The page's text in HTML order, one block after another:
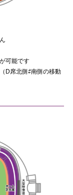
可能です
D席北側⇄南側の移動